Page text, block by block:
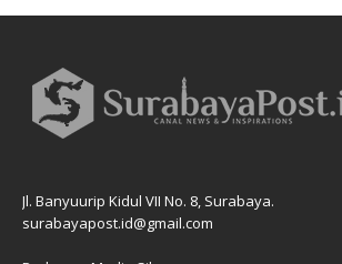
Jl. Banyuurip Kidul VII No. 8, Surabaya.
surabayapost.id@gmail.com